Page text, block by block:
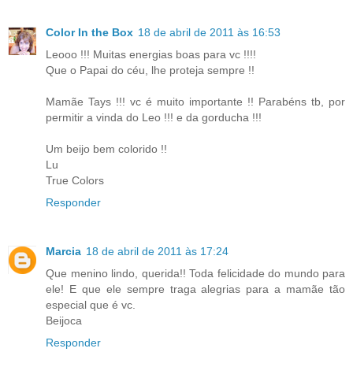
Color In the Box 18 de abril de 2011 às 16:53
Leooo !!! Muitas energias boas para vc !!!!
Que o Papai do céu, lhe proteja sempre !!
Mamãe Tays !!! vc é muito importante !! Parabéns tb, por
permitir a vinda do Leo !!! e da gorducha !!!
Um beijo bem colorido !!
Lu
True Colors
Responder
Marcia 18 de abril de 2011 às 17:24
Que menino lindo, querida!! Toda felicidade do mundo para
ele! E que ele sempre traga alegrias para a mamãe tão
especial que é vc.
Beijoca
Responder